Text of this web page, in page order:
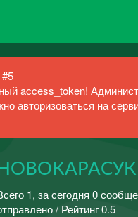
access_token!
авторизоваться на
НОВОКАРАСУК
1, за сегодня 0
/ Рейтинг 0.5